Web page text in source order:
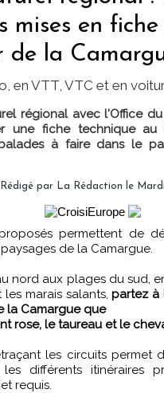
mises en
de la
en VTT, VTC et en
régional avec l'Office
une fiche technique au
à faire dans le
Rédigé par La Rédaction le
de la Camargue.
nord aux plages du sud,
les marais salants,partez à
la Camargue que
rose, le taureau et le
les circuits permet
différents itinéraires
requis.